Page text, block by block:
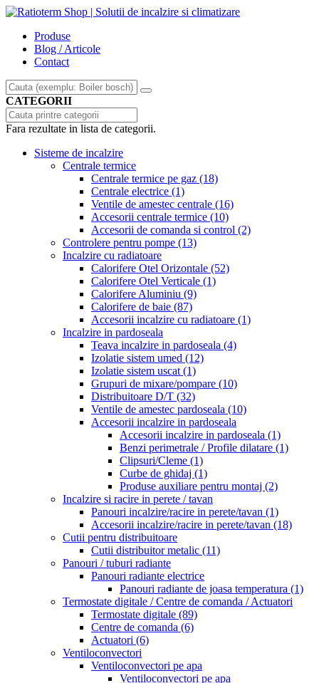
Produse
Blog / Articole
Contact
CATEGORII
Fara rezultate in lista de categorii.
Sisteme de incalzire
Centrale termice
Centrale termice pe gaz (18)
Centrale electrice (1)
Ventile de amestec centrale (16)
Accesorii centrale termice (10)
Accesorii de comanda si control (2)
Controlere pentru pompe (13)
Incalzire cu radiatoare
Calorifere Otel Orizontale (52)
Calorifere Otel Verticale (1)
Calorifere Aluminiu (9)
Calorifere de baie (87)
Accesorii incalzire cu radiatoare (1)
Incalzire in pardoseala
Teava incalzire in pardoseala (4)
Izolatie sistem umed (12)
Izolatie sistem uscat (1)
Grupuri de mixare/pompare (10)
Distribuitoare D/T (32)
Ventile de amestec pardoseala (10)
Accesorii incalzire in pardoseala
Accesorii incalzire in pardoseala (1)
Benzi perimetrale / Profile dilatare (1)
Clipsuri/Cleme (1)
Curbe de ghidaj (1)
Produse auxiliare pentru montaj (2)
Incalzire si racire in perete / tavan
Panouri incalzire/racire in perete/tavan (1)
Accesorii incalzire/racire in perete/tavan (18)
Cutii pentru distribuitoare
Cutii distribuitor metalic (11)
Panouri / tuburi radiante
Panouri radiante electrice
Panouri radiante de joasa temperatura (1)
Termostate digitale / Centre de comanda / Actuatori
Termostate digitale (89)
Centre de comanda (6)
Actuatori (6)
Ventiloconvectori
Ventiloconvectori pe apa
Ventiloconvectori pe apa